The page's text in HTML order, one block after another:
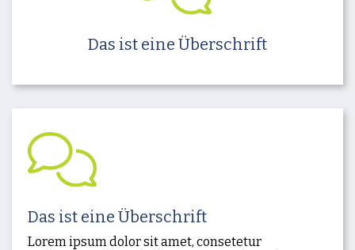
Das ist eine Überschrift
Das ist eine Überschrift
Lorem ipsum dolor sit amet, consetetur